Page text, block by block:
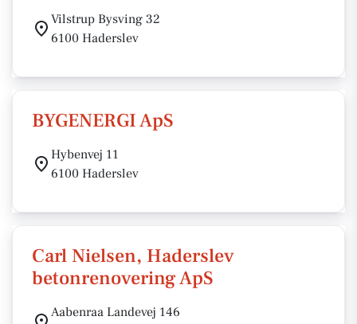
Vilstrup Bysving 32
6100 Haderslev
BYGENERGI ApS
Hybenvej 11
6100 Haderslev
Carl Nielsen, Haderslev
betonrenovering ApS
Aabenraa Landevej 146